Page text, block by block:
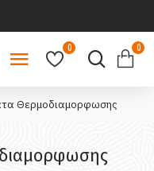
0 0
Θερμοδιαμορφωσης